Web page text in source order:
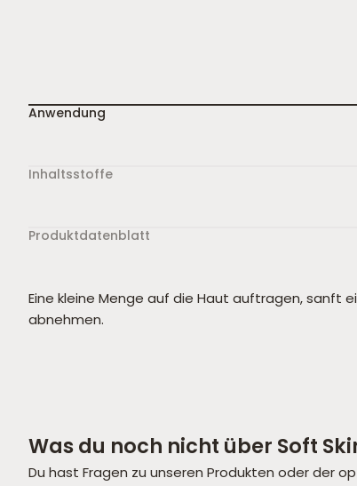
Anwendung
Inhaltsstoffe
Produktdatenblatt
Eine kleine Menge auf die Haut auftragen, sanft
abnehmen.
Was du noch nicht über Soft
Du hast Fragen zu unseren Produkten oder der